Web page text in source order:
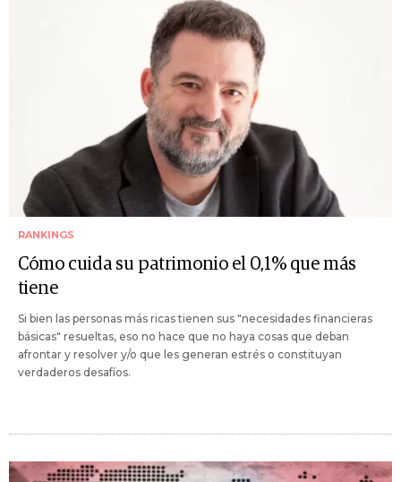
RANKINGS
Cómo cuida su patrimonio el 0,1% que más
tiene
Si bien las personas más ricas tienen sus "necesidades financieras
básicas" resueltas, eso no hace que no haya cosas que deban
afrontar y resolver y/o que les generan estrés o constituyan
verdaderos desafíos.